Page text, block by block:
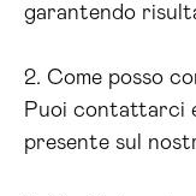
garantendo
2. Come posso
Puoi contattarci
presente sul